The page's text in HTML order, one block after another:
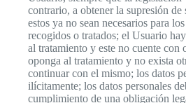
contrario, a obtener la supresión de
estos ya no sean necesarios para
recogidos o tratados; el Usuario
al tratamiento y este no cuente con
oponga al tratamiento y no exista
continuar con el mismo; los datos
ilícitamente; los datos personales
cumplimiento de una obligación